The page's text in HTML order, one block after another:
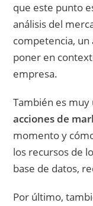
que este punto
análisis del
competencia, un
poner en
empresa.
También es muy
acciones de
momento y
los recursos de
base de datos,
Por último,